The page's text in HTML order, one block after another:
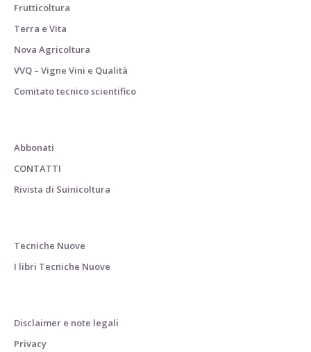
Frutticoltura
Terra e Vita
Nova Agricoltura
VVQ – Vigne Vini e Qualità
Comitato tecnico scientifico
Abbonati
CONTATTI
Rivista di Suinicoltura
Tecniche Nuove
I libri Tecniche Nuove
Disclaimer e note legali
Privacy